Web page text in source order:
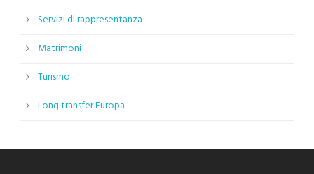
Servizi di rappresentanza
Matrimoni
Turismo
Long transfer Europa